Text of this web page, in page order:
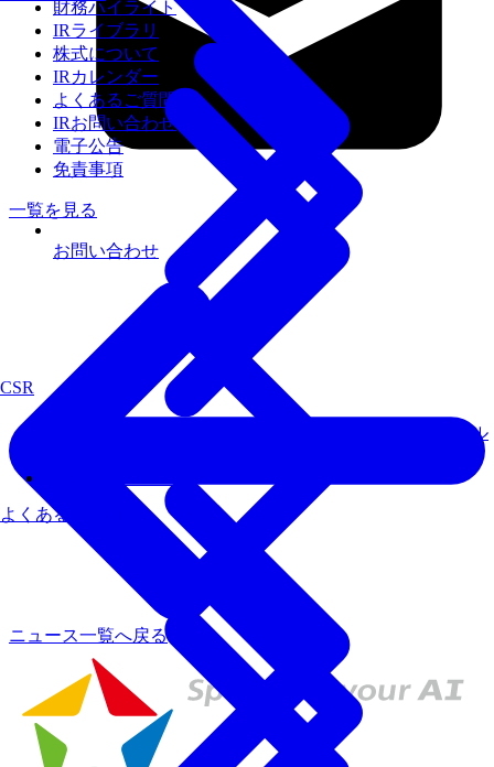
財務ハイライト
IRライブラリ
株式について
IRカレンダー
よくあるご質問
IRお問い合わせ
電子公告
免責事項
一覧を見る
CSR
届いてすぐにローカルLLMが使えるセキュアなAIオール
よくあるご質問
お問い合わせ
ニュース一覧へ戻る